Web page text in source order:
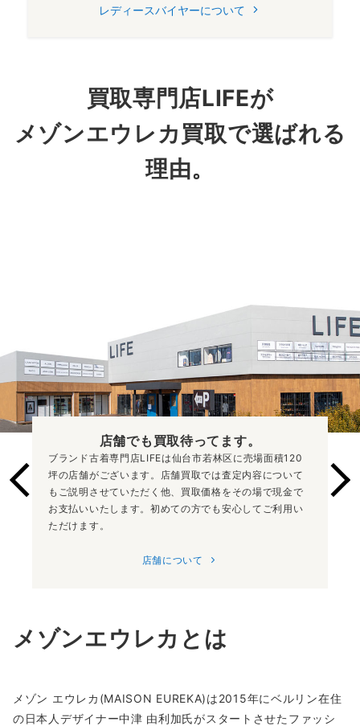
レディースバイヤーについて
買取専門店LIFEが
メゾンエウレカ買取で選ばれる
理由。
待ってます。
LIFEは仙台市若林区に売場面積120
す。店舗買取では査定内容について
だく他、買取価格をその場で現金で
。初めての方でも安心してご利用い
弊社へお品物を送
ットをご利用いた
いただけない場合
ただいておりませ
メゾンエウレカとは
メゾン エウレカ(MAISON EUREKA)は2015年にベルリン在住
の日本人デザイナー中津 由利加氏がスタートさせたファッシ